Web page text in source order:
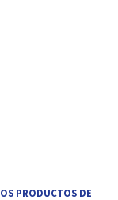
PRODUCTOS DE